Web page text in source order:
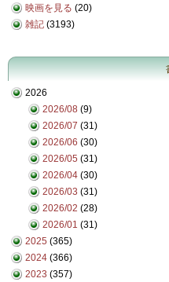
映画を見る (20)
雑記 (3193)
2026
2026/08 (9)
2026/07 (31)
2026/06 (30)
2026/05 (31)
2026/04 (30)
2026/03 (31)
2026/02 (28)
2026/01 (31)
2025 (365)
2024 (366)
2023 (357)